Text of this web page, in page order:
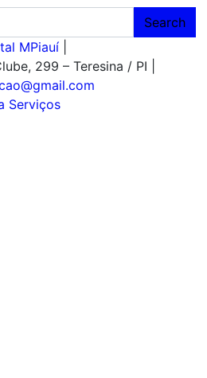
Search
MPiauí
299 – Teresina / PI
Serviços